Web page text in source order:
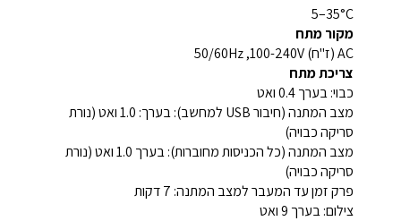
‎5–35°C
מקור מתח
AC (ז"ח‏) 100-240V‏, 50/60Hz
צריכת מתח
כבוי: בערך 0.4 ואט
מצב המתנה (חיבור USB למחשב): בערך: 1.0 ואט (נורת
סריקה כבויה)
מצב המתנה (כל הכניסות מחוברות): בערך 1.0 ואט (נורת
סריקה כבויה)
פרק זמן עד המעבר למצב המתנה: 7 דקות
צילום: בערך 9 ואט